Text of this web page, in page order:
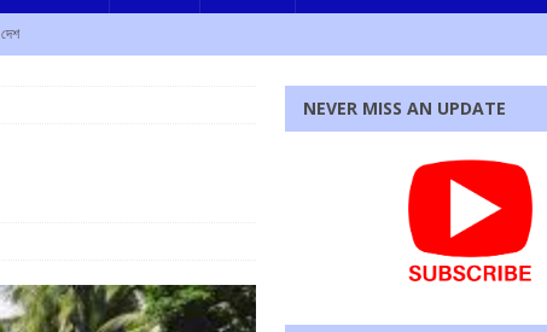
ধৃত তিন
NEVER MISS AN UPDATE